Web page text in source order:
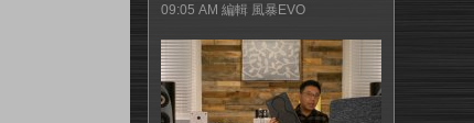
09:05 AM 編輯 風暴EVO